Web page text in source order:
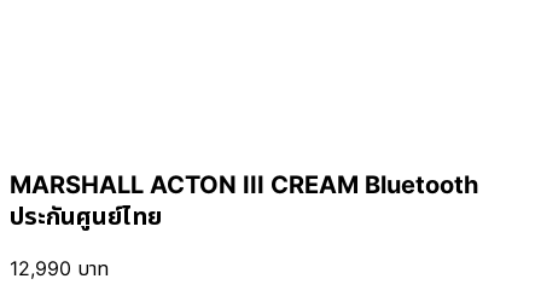
MARSHALL ACTON III CREAM Bluetooth
ประกันศูนย์ไทย
12,990 บาท